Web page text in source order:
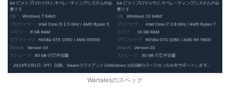
Wartalesのスペック